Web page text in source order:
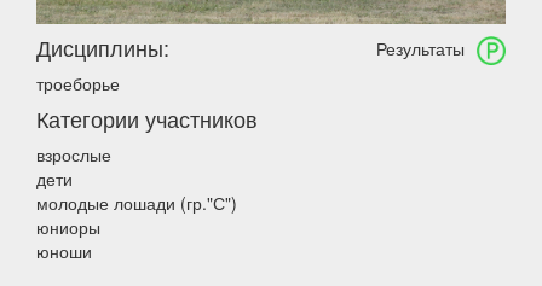
Результаты
Дисциплины:
троеборье
Категории участников
взрослые
дети
молодые лошади (гр."С")
юниоры
юноши